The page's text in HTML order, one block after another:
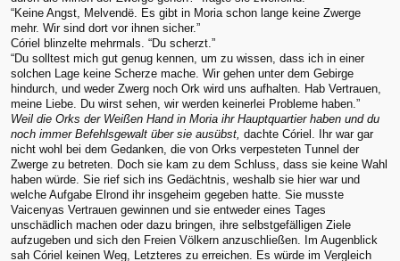
“Keine Angst, Melvendë. Es gibt in Moria schon lange keine Zwerge
mehr. Wir sind dort vor ihnen sicher.”
Córiel blinzelte mehrmals. “Du scherzt.”
“Du solltest mich gut genug kennen, um zu wissen, dass ich in einer
solchen Lage keine Scherze mache. Wir gehen unter dem Gebirge
hindurch, und weder Zwerg noch Ork wird uns aufhalten. Hab Vertrauen,
meine Liebe. Du wirst sehen, wir werden keinerlei Probleme haben.”
Weil die Orks der Weißen Hand in Moria ihr Hauptquartier haben und du
noch immer Befehlsgewalt über sie ausübst, dachte Córiel. Ihr war gar
nicht wohl bei dem Gedanken, die von Orks verpesteten Tunnel der
Zwerge zu betreten. Doch sie kam zu dem Schluss, dass sie keine Wahl
haben würde. Sie rief sich ins Gedächtnis, weshalb sie hier war und
welche Aufgabe Elrond ihr insgeheim gegeben hatte. Sie musste
Vaicenyas Vertrauen gewinnen und sie entweder eines Tages
unschädlich machen oder dazu bringen, ihre selbstgefälligen Ziele
aufzugeben und sich den Freien Völkern anzuschließen. Im Augenblick
sah Córiel keinen Weg, Letzteres zu erreichen. Es würde im Vergleich